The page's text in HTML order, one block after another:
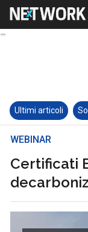
Ultimi articoli
WEBINAR
Certificati